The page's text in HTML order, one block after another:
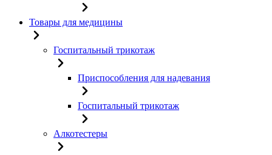
Товары для медицины
Госпитальный трикотаж
Приспособления для надевания
Госпитальный трикотаж
Алкотестеры